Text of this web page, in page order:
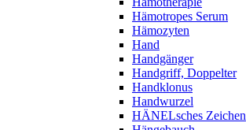
Hämotropes Serum
Hämozyten
Hand
Handgänger
Handgriff, Doppelter
Handklonus
Handwurzel
HÄNELsches Zeichen